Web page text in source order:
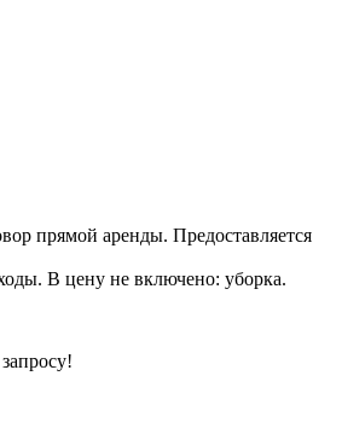
прямой аренды. Предоставляется
В цену не включено: уборка.